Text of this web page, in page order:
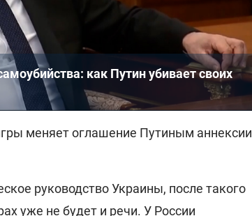
как Путин убивает своих
меняет оглашение Путиным аннексии
руководство Украины, после такого
уже не будет и речи. У России